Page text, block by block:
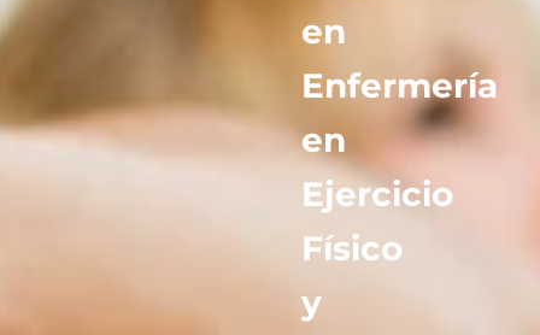
en
Enfermería
en
Ejercicio
Físico
y